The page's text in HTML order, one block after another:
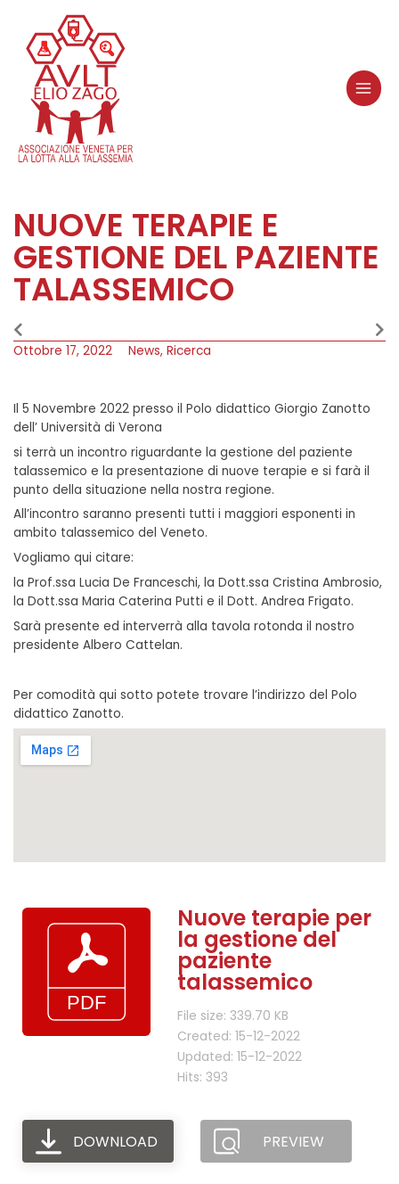
NUOVE TERAPIE E
GESTIONE DEL PAZIENTE
TALASSEMICO
Ottobre 17, 2022 News, Ricerca
Il 5 Novembre 2022 presso il Polo didattico Giorgio Zanotto
dell’ Università di Verona
si terrà un incontro riguardante la gestione del paziente
talassemico e la presentazione di nuove terapie e si farà il
punto della situazione nella nostra regione.
All’incontro saranno presenti tutti i maggiori esponenti in
ambito talassemico del Veneto.
Vogliamo qui citare:
la Prof.ssa Lucia De Franceschi, la Dott.ssa Cristina Ambrosio,
la Dott.ssa Maria Caterina Putti e il Dott. Andrea Frigato.
Sarà presente ed interverrà alla tavola rotonda il nostro
presidente Albero Cattelan.
Per comodità qui sotto potete trovare l’indirizzo del Polo
didattico Zanotto.
Nuove terapie per
la gestione del
paziente
talassemico
File size: 339.70 KB
Created: 15-12-2022
Updated: 15-12-2022
Hits: 393
DOWNLOAD PREVIEW